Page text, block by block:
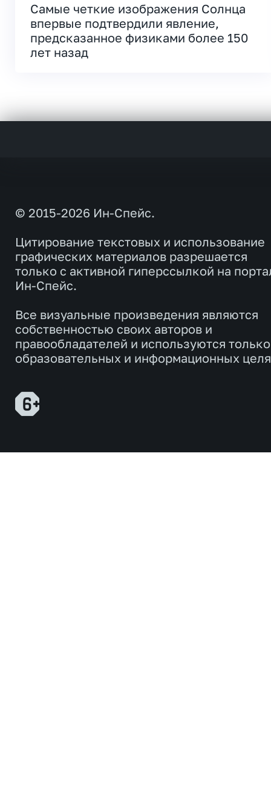
Самые четкие изображения Солнца
впервые подтвердили явление,
предсказанное физиками более 150
лет назад
© 2015-2026 Ин-Спейс.
Цитирование текстовых и использование
графических материалов разрешается
только с активной гиперссылкой на
Ин-Спейс.
Все визуальные произведения являются
собственностью своих авторов и
правообладателей и используются
образовательных и информационных